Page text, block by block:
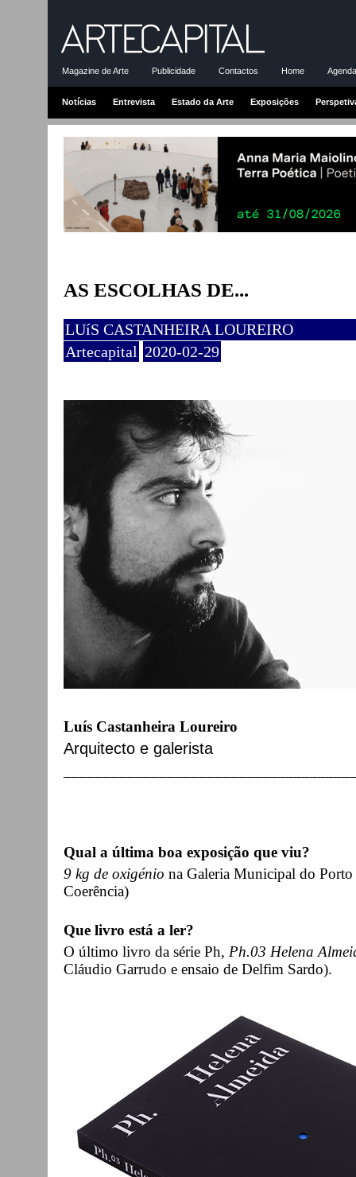
Magazine de Arte Publicidade Contactos Home
Notícias Entrevista Estado da Arte Exposições
AS ESCOLHAS DE...
LUíS CASTANHEIRA LOUREIRO
Artecapital 2020-02-29
Luís Castanheira Loureiro
Arquitecto e galerista
Qual a última boa exposição que viu?
9 kg de oxigénio na Galeria Municipal do
Coerência)
Que livro está a ler?
O último livro da série Ph, Ph.03 Helena
Cláudio Garrudo e ensaio de Delfim Sardo).